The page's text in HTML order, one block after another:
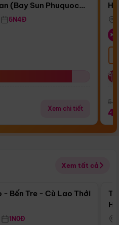
(Bay Sun Phuquoc
5N4Đ
Xem chi tiết
Xem tất cả
Điểm nổi bật
- Bến Tre - Cù Lao Thới
1N0Đ